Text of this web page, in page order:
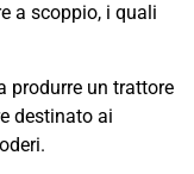
a scoppio, i quali
produrre un trattore
destinato ai